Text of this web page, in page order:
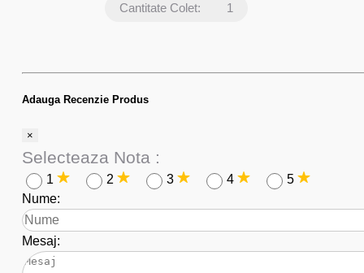
Cantitate Colet: 1
Adauga Recenzie Produs
×
Selecteaza Nota :
1 2 3 4
5
Nume:
Mesaj: